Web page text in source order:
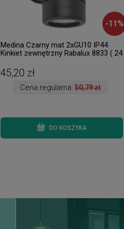
-11%
Medina Czarny mat 2xGU10 IP44
Kinkiet zewnętrzny Rabalux 8833 ( 24
45,20 zł
Cena regularna:50,79 zł
DO KOSZYKA